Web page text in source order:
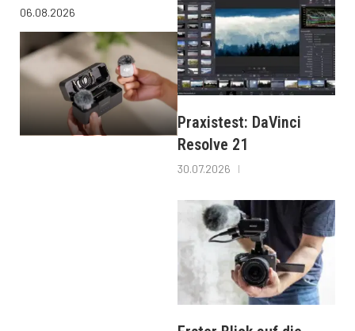
06.08.2026
Praxistest: DaVinci
Resolve 21
30.07.2026